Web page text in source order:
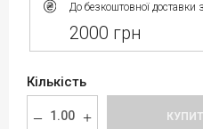
До безкоштовної доставки
2000 грн
Кількість